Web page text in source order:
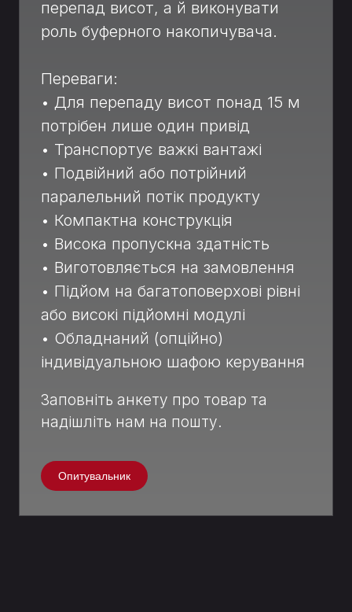
перепад висот, а й виконувати
роль буферного накопичувача.
Переваги:
• Для перепаду висот понад 15 м
потрібен лише один привід
• Транспортує важкі вантажі
• Подвійний або потрійний
паралельний потік продукту
• Компактна конструкція
• Висока пропускна здатність
• Виготовляється на замовлення
• Підйом на багатоповерхові рівні
або високі підйомні модулі
• Обладнаний (опційно)
індивідуальною шафою керування
Заповніть анкету про товар та
надішліть нам на пошту.
Опитувальник